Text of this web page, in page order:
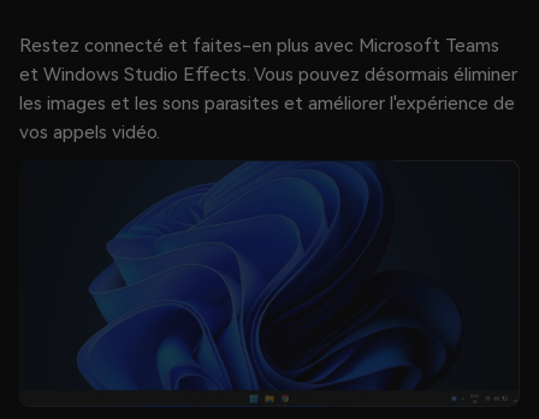
Restez connecté et faites-en plus avec Microsoft Teams
et Windows Studio Effects. Vous pouvez désormais éliminer
les images et les sons parasites et améliorer l'expérience de
vos appels vidéo.